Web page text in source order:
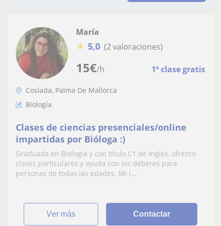
15€/h 1ª clase gratis
María
★ 5,0 (2 valoraciones)
Coslada, Palma De Mallorca
Biología
Clases de ciencias presenciales/online
impartidas por Bióloga :)
Graduada en Biología y con título C1 de Inglés, ofrezco
clases particulares y ayuda con los deberes para
personas de todas las edades. Mi i...
ver más Contactar